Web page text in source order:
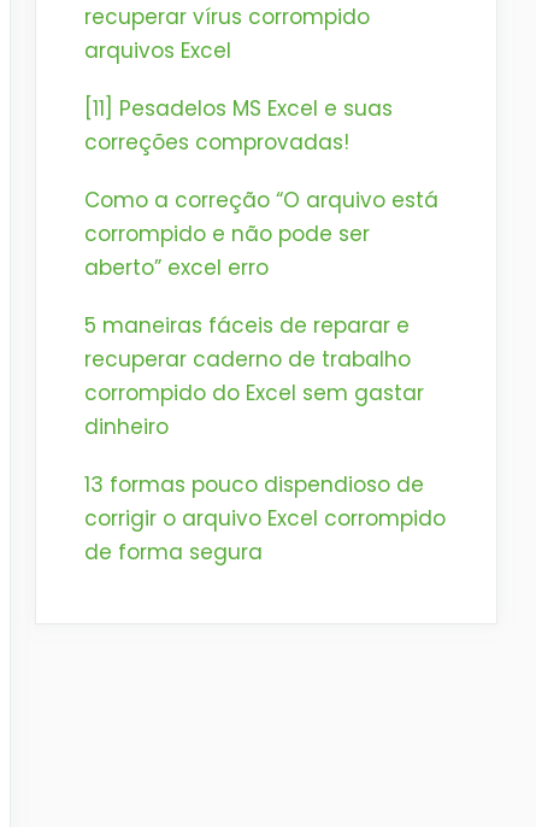
recuperar vírus corrompido
arquivos Excel
[11] Pesadelos MS Excel e suas
correções comprovadas!
Como a correção “O arquivo está
corrompido e não pode ser
aberto” excel erro
5 maneiras fáceis de reparar e
recuperar caderno de trabalho
corrompido do Excel sem gastar
dinheiro
13 formas pouco dispendioso de
corrigir o arquivo Excel corrompido
de forma segura